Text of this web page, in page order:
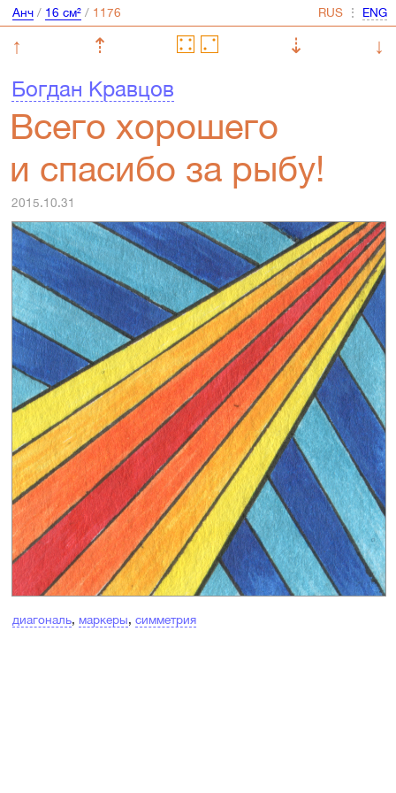
Анч/ 16 см²/ ⋮
↑ ⇡ ⇣
↓
Богдан Кравцов
Всего хорошего
и спасибо за рыбу!
2015.10.31
диагональ, маркеры, симметрия